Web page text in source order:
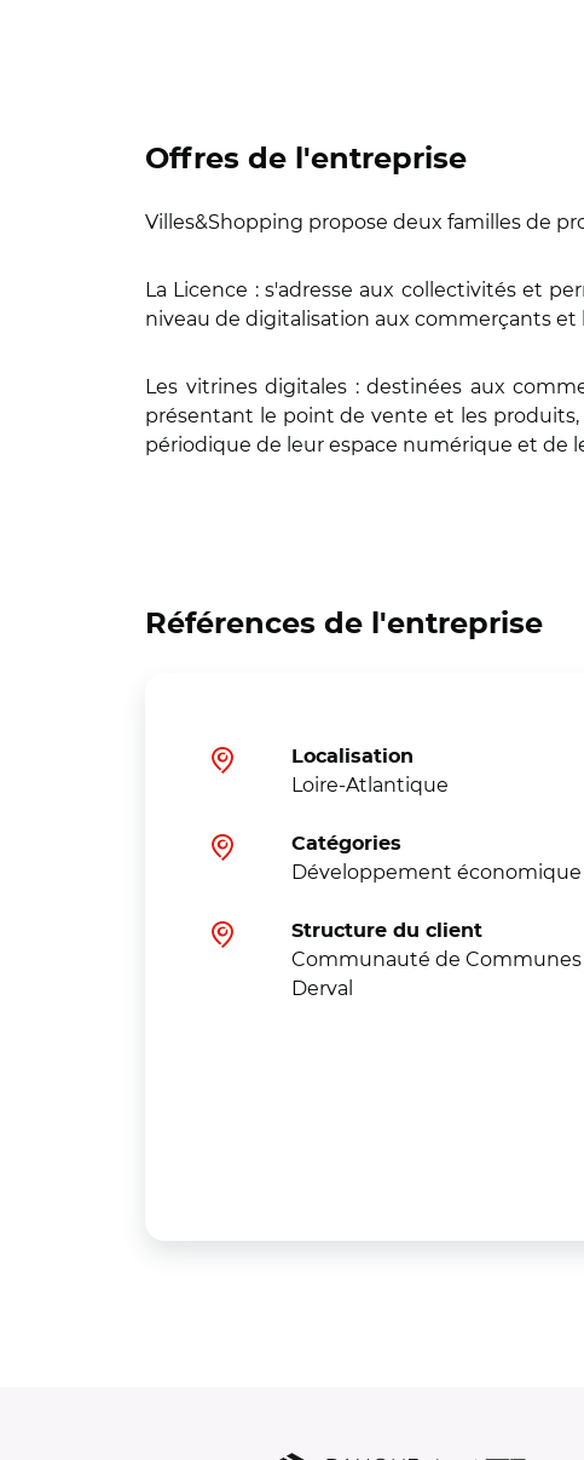
Offres de l'entreprise
Villes&Shopping propose deux familles de
La Licence : s'adresse aux collectivités et
niveau de digitalisation aux commerçants
Les vitrines digitales : destinées aux
présentant le point de vente et les
périodique de leur espace numérique et de
Références de l'entreprise
Localisation
Loire-Atlantique
Catégories
Développement économique
Structure du client
Communauté de
Derval